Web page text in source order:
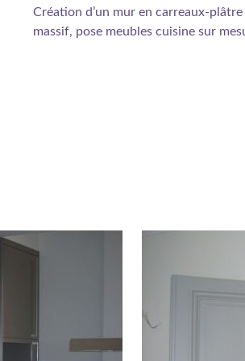
Création d’un mur en carreaux-
massif, pose meubles cuisine sur